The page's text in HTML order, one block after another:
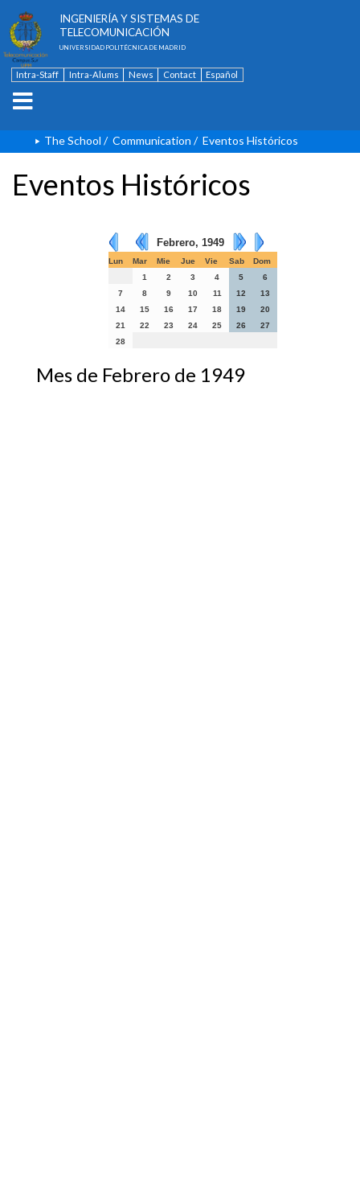
INGENIERÍA Y SISTEMAS DE
TELECOMUNICACIÓN
UNIVERSIDAD POLITÉCNICA DE MADRID
Intra-Staff Intra-Alums News Contact Español
The School / Communication / Eventos Históricos
Eventos Históricos
Febrero, 1949
Lun Mar Mie Jue Vie Sab
Dom
1
2 3 4 5
6
7
8 9 10 11 12
13
14
15 16 17 18 19
20
21
22 23 24 25 26
27
28
Mes de Febrero de 1949